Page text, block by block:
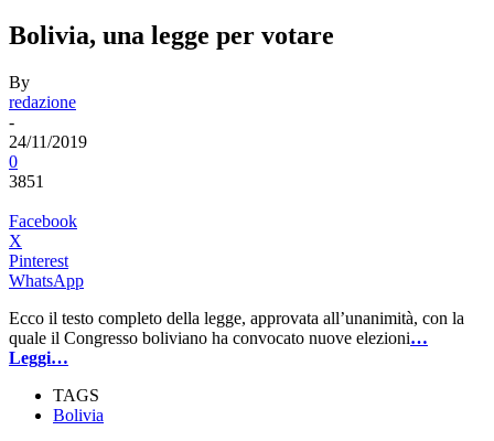
Bolivia, una legge per votare
By
redazione
-
24/11/2019
0
3851
Facebook
X
Pinterest
WhatsApp
Ecco il testo completo della legge, approvata all’unanimità, con la
quale il Congresso boliviano ha convocato nuove elezioni…
Leggi…
TAGS
Bolivia